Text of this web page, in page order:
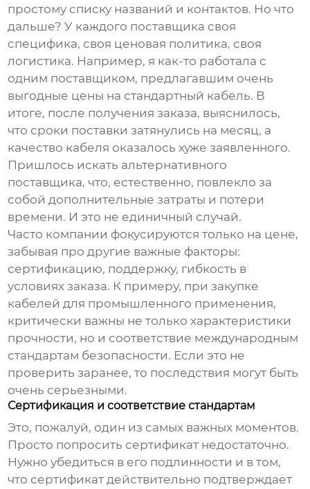
простому списку названий и контактов. Но что
дальше? У каждого поставщика своя
специфика, своя ценовая политика, своя
логистика. Например, я как-то работала с
одним поставщиком, предлагавшим очень
выгодные цены на стандартный кабель. В
итоге, после получения заказа, выяснилось,
что сроки поставки затянулись на месяц, а
качество кабеля оказалось хуже заявленного.
Пришлось искать альтернативного
поставщика, что, естественно, повлекло за
собой дополнительные затраты и потери
времени. И это не единичный случай.
Часто компании фокусируются только на цене,
забывая про другие важные факторы:
сертификацию, поддержку, гибкость в
условиях заказа. К примеру, при закупке
кабелей для промышленного применения,
критически важны не только характеристики
прочности, но и соответствие международным
стандартам безопасности. Если это не
проверить заранее, то последствия могут быть
очень серьезными.
Сертификация и соответствие стандартам
Это, пожалуй, один из самых важных моментов.
Просто попросить сертификат недостаточно.
Нужно убедиться в его подлинности и в том,
что сертификат действительно подтверждает